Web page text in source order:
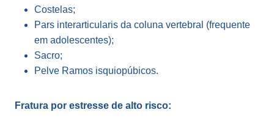
Costelas;
Pars interarticularis da coluna vertebral (frequente
em adolescentes);
Sacro;
Pelve Ramos isquiopúbicos.
Fratura por estresse de alto risco: